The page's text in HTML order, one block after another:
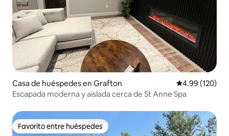
Casa de huéspedes en Grafton Calificación
4.99 (120)
Escapada moderna y aislada cerca de St Anne Spa
Favorito entre huéspedes
Favorito entre huéspedes